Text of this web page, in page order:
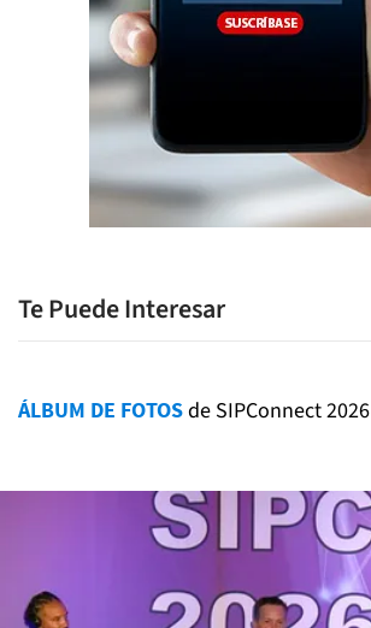
Te Puede Interesar
ÁLBUM DE FOTOSde SIPConnect 2026